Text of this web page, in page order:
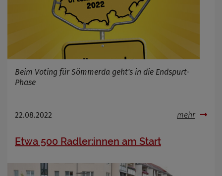
Beim Voting für Sömmerda geht's in die Endspurt-
Phase
22.08.2022 mehr
Etwa 500 Radler:innen am Start